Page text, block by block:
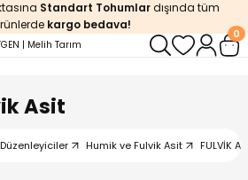
Standart Tohumlardışında tüm
kargo bedava!
0
Asit
Humik ve Fulvik Asit FULVİK
Dön
Dön
Dön
Dön
Dön